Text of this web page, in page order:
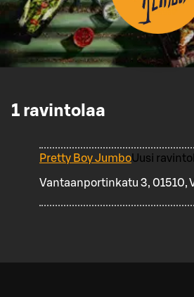
1 ravintolaa
Pretty Boy JumboUusi
Vantaanportinkatu 3, 01510,